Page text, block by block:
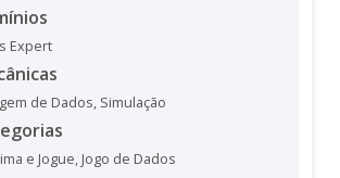
Expert
de Dados, Simulação
e Jogue, Jogo de Dados